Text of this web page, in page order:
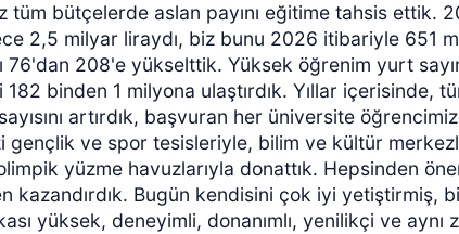
tüm bütçelerde aslan payını eğitime tahsis
2,5 milyar liraydı, biz bunu 2026 itibariyle 651
76'dan 208'e yükselttik. Yüksek öğrenim yurt
binden 1 milyona ulaştırdık. Yıllar içerisinde,
artırdık, başvuran her üniversite
gençlik ve spor tesisleriyle, bilim ve kültür
yüzme havuzlarıyla donattık. Hepsinden
kazandırdık. Bugün kendisini çok iyi yetiştirmiş,
yüksek, deneyimli, donanımlı, yenilikçi ve aynı